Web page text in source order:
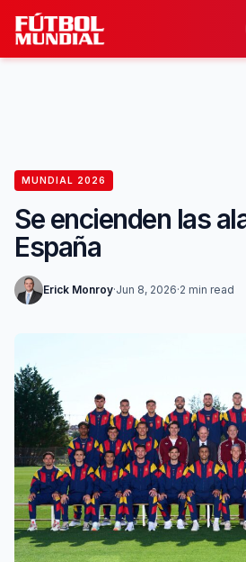
Skip to content
MUNDIAL 2026
Se encienden las
España
Erick Monroy·Jun 8, 2026·2 min read